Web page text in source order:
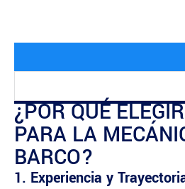
¿POR QUÉ
PARA LA
BARCO?
1. Experiencia y